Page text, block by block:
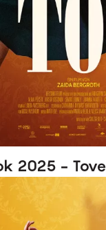
2025 - Tove